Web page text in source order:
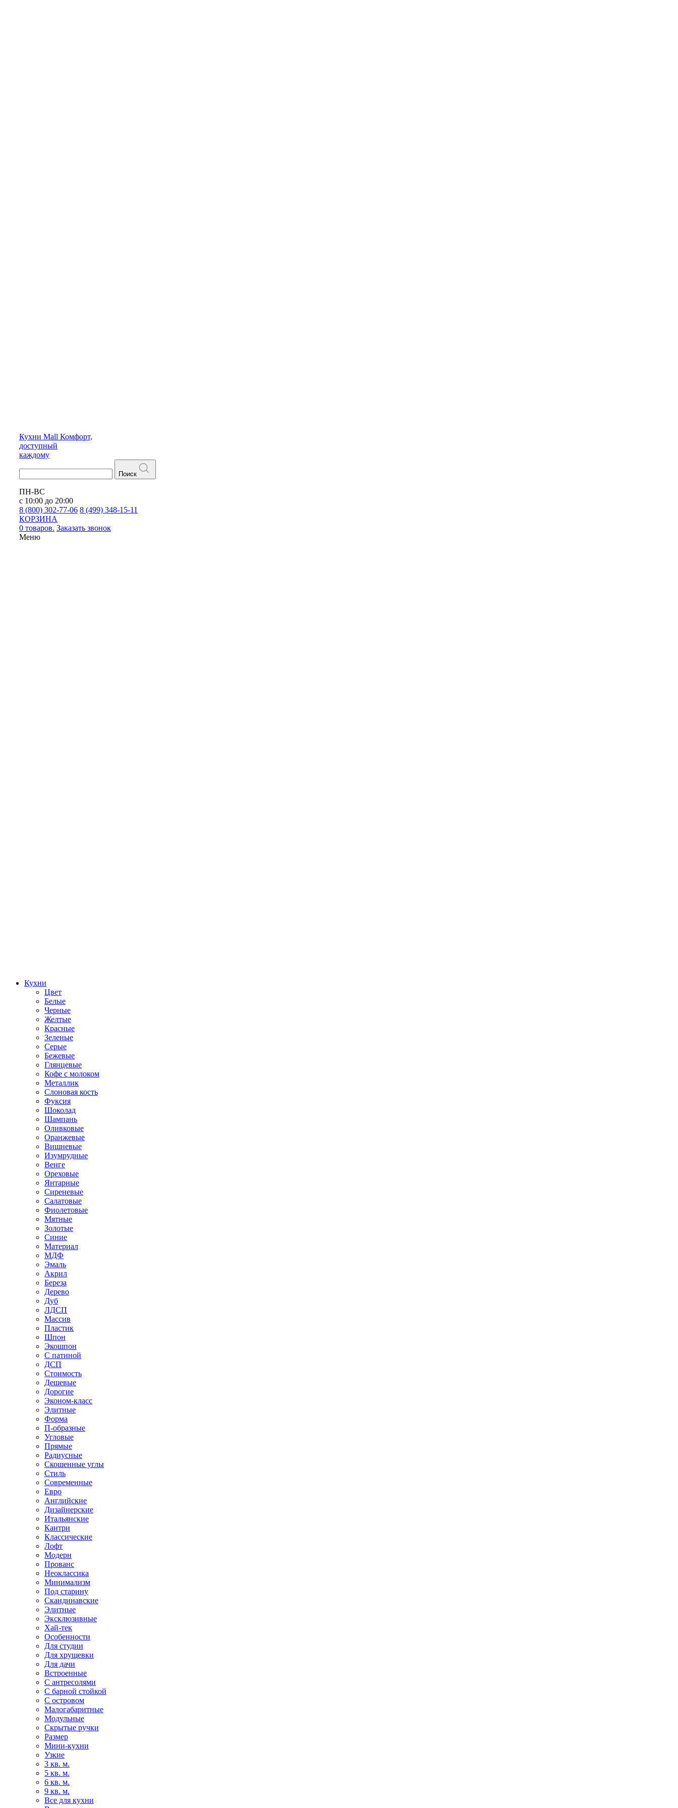
Кухни Mall Комфорт,
доступный
каждому
Поиск
ПН-ВС
с 10:00 до 20:00
8 (800) 302-77-06 8 (499) 348-15-11
КОРЗИНА
0 товаров. Заказать звонок
Меню
Кухни
Цвет
Белые
Черные
Желтые
Красные
Зеленые
Серые
Бежевые
Глянцевые
Кофе с молоком
Металлик
Слоновая кость
Фуксия
Шоколад
Шампань
Оливковые
Оранжевые
Вишневые
Изумрудные
Венге
Ореховые
Янтарные
Сиреневые
Салатовые
Фиолетовые
Мятные
Золотые
Синие
Материал
МДФ
Эмаль
Акрил
Береза
Дерево
Дуб
ЛДСП
Массив
Пластик
Шпон
Экошпон
С патиной
ДСП
Стоимость
Дешевые
Дорогие
Эконом-класс
Элитные
Форма
П-образные
Угловые
Прямые
Радиусные
Скошенные углы
Стиль
Современные
Евро
Английские
Дизайнерские
Итальянские
Кантри
Классические
Лофт
Модерн
Прованс
Неоклассика
Минимализм
Под старину
Скандинавские
Элитные
Эксклюзивные
Хай-тек
Особенности
Для студии
Для хрущевки
Для дачи
Встроенные
С антресолями
С барной стойкой
С островом
Малогабаритные
Модульные
Скрытые ручки
Размер
Мини-кухни
Узкие
3 кв. м.
5 кв. м.
6 кв. м.
9 кв. м.
Все для кухни